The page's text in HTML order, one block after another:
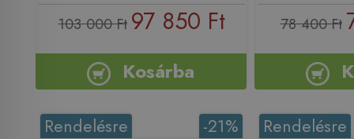
103 000 Ft 97 850 Ft
Kosárba
78 400 Ft
-21%
Rendelésre Rendelésre